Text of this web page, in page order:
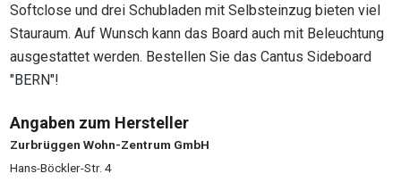
Softclose und drei Schubladen mit Selbsteinzug bieten viel
Stauraum. Auf Wunsch kann das Board auch mit Beleuchtung
ausgestattet werden. Bestellen Sie das Cantus Sideboard
"BERN"!
Angaben zum Hersteller
Zurbrüggen Wohn-Zentrum GmbH
Hans-Böckler-Str. 4